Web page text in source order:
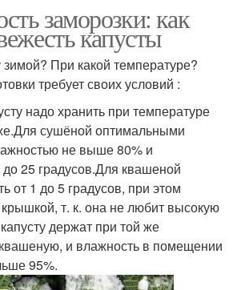
заморозки: как
капусты
зимой? При какой температуре?
требует своих условий :
надо хранить при температуре
сушёной оптимальными
не выше 80% и
25 градусов.Для квашеной
от 1 до 5 градусов, при этом
т. к. она не любит высокую
держат при той же
и влажность в помещении
95%.